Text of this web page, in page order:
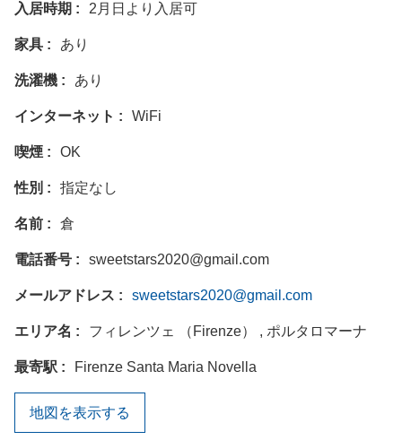
入居時期 2月日より入居可
家具 あり
洗濯機 あり
インターネット WiFi
喫煙 OK
性別 指定なし
名前 倉
電話番号 sweetstars2020@gmail.com
メールアドレス sweetstars2020@gmail.com
エリア名 フィレンツェ （Firenze） , ポルタロマーナ
最寄駅 Firenze Santa Maria Novella
地図を表示する